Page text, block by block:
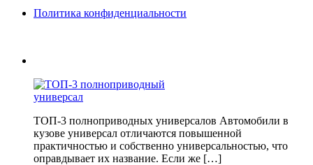
Политика конфиденциальности
ТОП-3 полноприводных универсалов Автомобили в
кузове универсал отличаются повышенной
практичностью и собственно универсальностью, что
оправдывает их название. Если же […]